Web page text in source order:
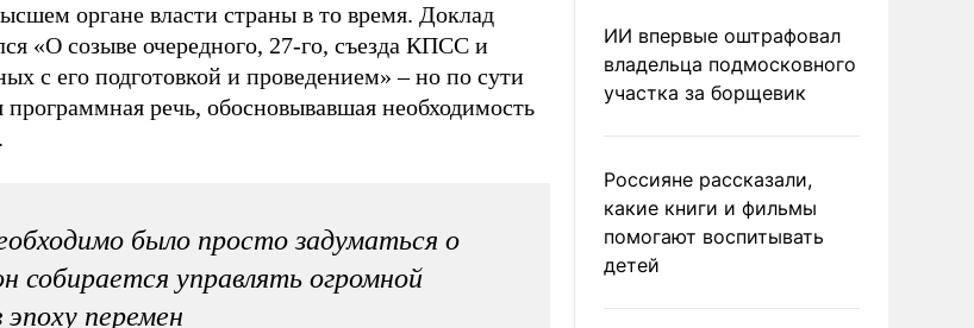
органе власти страны в то время. Доклад
«О созыве очередного, 27-го, съезда КПСС и
с его подготовкой и проведением» – но по сути
программная речь, обосновывавшая необходимость
было просто задуматься о
собирается управлять огромной
перемен
ИИ впервые оштрафовал
владельца подмосковного
участка за борщевик
Россияне рассказали,
какие книги и фильмы
помогают воспитывать
детей